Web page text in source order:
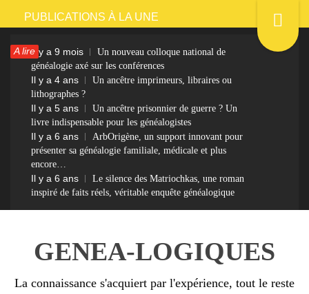
Passer
contenu
PUBLICATIONS À LA UNE
A lireIl y a 9 mois
Un nouveau colloque national de
généalogie axé sur les conférences
Il y a 4 ans
Un ancêtre imprimeurs, libraires ou
lithographes ?
Il y a 5 ans
Un ancêtre prisonnier de guerre ? Un
livre indispensable pour les généalogistes
Il y a 6 ans
ArbOrigène, un support innovant pour
présenter sa généalogie familiale, médicale et plus
encore…
Il y a 6 ans
Le silence des Matriochkas, une roman
inspiré de faits réels, véritable enquête généalogique
GENEA-LOGIQUES
La connaissance s'acquiert par l'expérience, tout le reste